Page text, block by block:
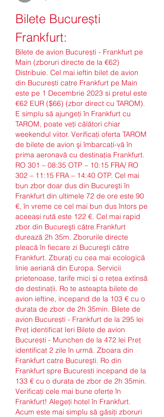
Bilete București
Frankfurt:
Bilete de avion București - Frankfurt pe
Main (zboruri directe de la €62)
Distribuie. Cel mai ieftin bilet de avion
din București catre Frankfurt pe Main
este pe 1 Decembrie 2023 si pretul este
€62 EUR ($66) (zbor direct cu TAROM).
E simplu să ajungeţi în Frankfurt cu
TAROM, poate veţi călători chiar
weekendul viitor. Verificaţi oferta TAROM
de bilete de avion şi îmbarcaţi-vă în
prima aeronavă cu destinaţia Frankfurt.
RO 301 – 08:35 OTP – 10:15 FRA/ RO
302 – 11:15 FRA – 14:40 OTP. Cel mai
bun zbor doar dus din Bucureşti în
Frankfurt din ultimele 72 de ore este 90
€, în vreme ce cel mai bun dus întors pe
aceeași rută este 122 €. Cel mai rapid
zbor din Bucureşti către Frankfurt
durează 2h 35m. Zborurile directe
pleacă în fiecare zi Bucureşti către
Frankfurt. Zburați cu cea mai ecologică
linie aeriană din Europa. Servicii
prietenoase, tarife mici și o rețea extinsă
de destinații. Ro te asteapta bilete de
avion ieftine, incepand de la 103 € cu o
durata de zbor de 2h 35min. Bilete de
avion București - Frankfurt de la 295 lei
Preț identificat Ieri Bilete de avion
București - Munchen de la 472 lei Preț
identificat 2 zile în urmă. Zboara din
Frankfurt catre Bucureşti. Ro din
Frankfurt spre Bucuresti incepand de la
133 € cu o durata de zbor de 2h 35min.
Verificați cele mai bune oferte în
Frankfurt! Alegeți hotel în Frankfurt.
Acum este mai simplu să găsiţi zboruri